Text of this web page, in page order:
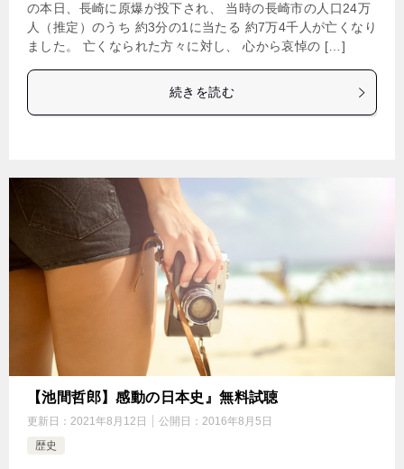
の本日、長崎に原爆が投下され、 当時の長崎市の人口24万
人（推定）のうち 約3分の1に当たる 約7万4千人が亡くなり
ました。 亡くなられた方々に対し、 心から哀悼の […]
続きを読む
【池間哲郎】感動の日本史』無料試聴
更新日： 2021年8月12日 公開日： 2016年8月5日
歴史